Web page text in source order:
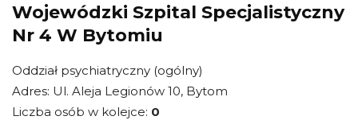
Wojewódzki Szpital Specjalistyczny
Nr 4 W Bytomiu
Oddział psychiatryczny (ogólny)
Adres: Ul. Aleja Legionów 10, Bytom
Liczba osób w kolejce: 0